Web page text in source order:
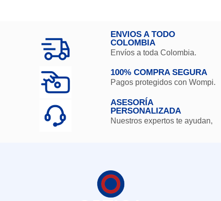
ENVIOS A TODO
COLOMBIA
Envíos a toda Colombia.
100% COMPRA SEGURA
Pagos protegidos con Wompi.
ASESORÍA
PERSONALIZADA
Nuestros expertos te ayudan,